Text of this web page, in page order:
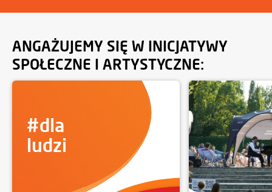
ANGAŻUJEMY SIĘ W INICJATYWY
SPOŁECZNE I ARTYSTYCZNE:
#dla
ludzi